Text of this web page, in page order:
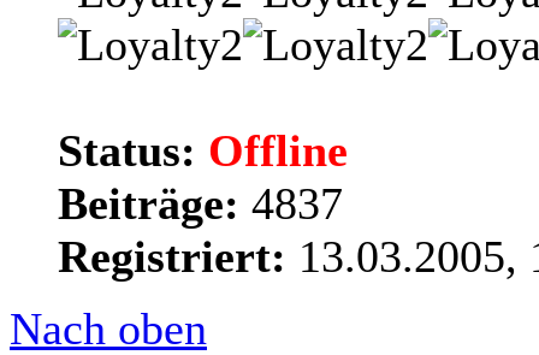
Status: Offline
Beiträge: 4837
Registriert: 13.03.2005,
Nach oben